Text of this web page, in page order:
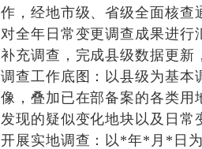
作，经地市级、省级全面核
对全年日常变更调查成果进行
补充调查，完成县级数据更
调查工作底图：以县级为基本
像，叠加已在部备案的各类用
发现的疑似变化地块以及日
开展实地调查：以*年*月*日